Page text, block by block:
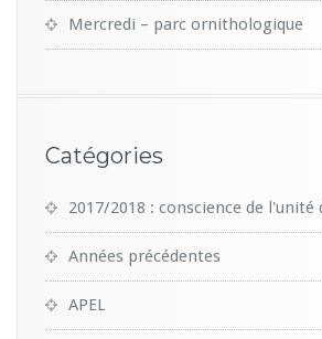
Mercredi – parc ornithologique
Catégories
2017/2018 : conscience de l'unité
Années précédentes
APEL